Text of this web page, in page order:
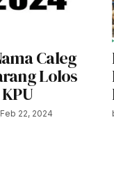
Caleg
Lolos
Feb 22, 2024